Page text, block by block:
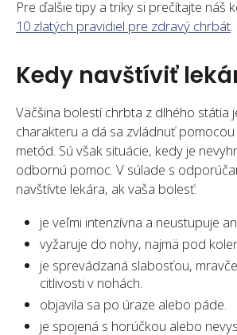
Pre ďalšie tipy a triky si prečítajte náš
10 zlatých pravidiel pre zdravý chrbát.
Kedy navštíviť
Väčšina bolestí chrbta z dlhého státia
charakteru a dá sa zvládnuť
metód. Sú však situácie, kedy je
odbornú pomoc. V súlade s
navštívte lekára, ak vaša bolesť:
je veľmi intenzívna a neustupuje
vyžaruje do nohy, najmä pod
je sprevádzaná slabosťou,
citlivosti v nohách.
objavila sa po úraze alebo páde.
je spojená s horúčkou alebo